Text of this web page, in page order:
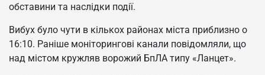
обставини та наслідки події.
Вибух було чути в кількох районах міста приблизно о
16:10. Раніше моніторингові канали повідомляли, що
над містом кружляв ворожий БпЛА типу «Ланцет».